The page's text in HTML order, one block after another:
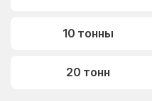
10 тонны
20 тонн